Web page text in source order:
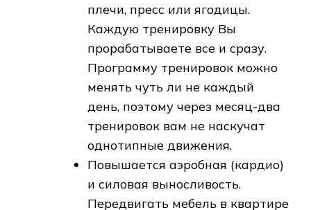
плечи, пресс или ягодицы.
Каждую тренировку Вы
прорабатываете все и сразу.
Программу тренировок можно
менять чуть ли не каждый
день, поэтому через месяц-два
тренировок вам не наскучат
однотипные движения.
Повышается аэробная (кардио)
и силовая выносливость.
Передвигать мебель в квартире